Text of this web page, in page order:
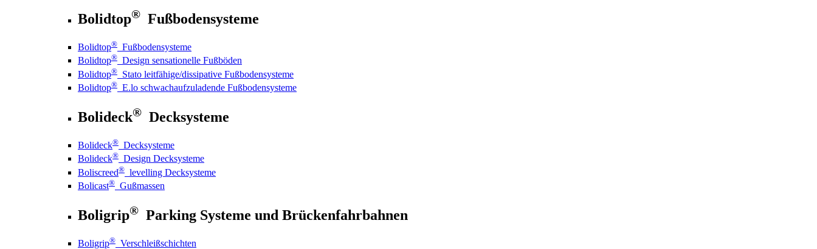
Bolidtop® Fußbodensysteme
Bolidtop® Fußbodensysteme
Bolidtop® Design sensationelle Fußböden
Bolidtop® Stato leitfähige/dissipative Fußbodensysteme
Bolidtop® E.lo schwachaufzuladende Fußbodensysteme
Bolideck® Decksysteme
Bolideck® Decksysteme
Bolideck® Design Decksysteme
Boliscreed® levelling Decksysteme
Bolicast® Gußmassen
Boligrip® Parking Systeme und Brückenfahrbahnen
Boligrip® Verschleißschichten